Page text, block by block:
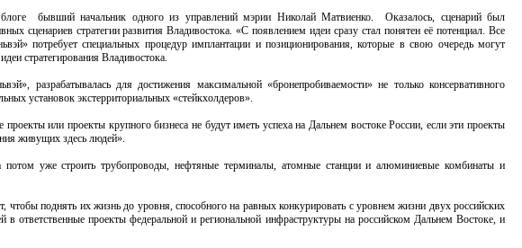
бывший начальник одного из управлений мэрии Николай Матвиенко. Оказалось, сценарий был
сценариев стратегии развития Владивостока. «С появлением идеи сразу стал понятен её потенциал. Все
потребует специальных процедур имплантации и позиционирования, которые в свою очередь могут
стратегирования Владивостока.
разрабатывалась для достижения максимальной «бронепробиваемости» не только консервативного
установок экстерриториальных «стейкхолдеров».
или проекты крупного бизнеса не будут иметь успеха на Дальнем востоке России, если эти проекты
живущих здесь людей».
уже строить трубопроводы, нефтяные терминалы, атомные станции и алюминиевые комбинаты и
чтобы поднять их жизнь до уровня, способного на равных конкурировать с уровнем жизни двух российских
ответственные проекты федеральной и региональной инфраструктуры на российском Дальнем Востоке, и